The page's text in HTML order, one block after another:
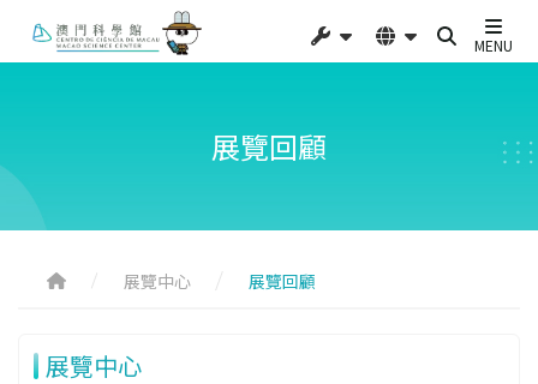
MENU
展覽回顧
展覽中心 展覽回顧
展覽中心